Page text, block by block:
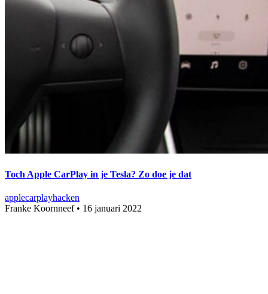
Toch Apple CarPlay in je Tesla? Zo doe je dat
applecarplayhacken
Franke Koornneef• 16 januari 2022